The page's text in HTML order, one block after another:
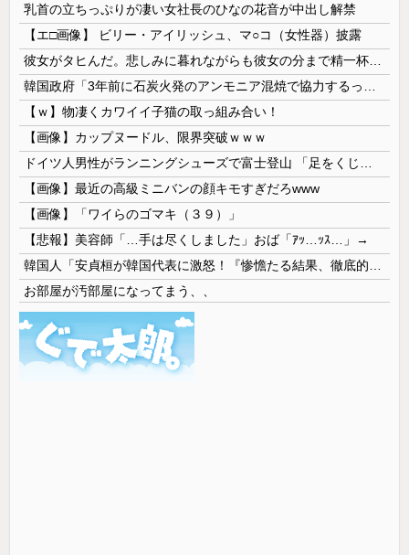
乳首の立ちっぷりが凄い女社長のひなの花音が中出し解禁
【エ□画像】 ビリー・アイリッシュ、マ○コ（女性器）披露
【ｗ】物凄くカワイイ子猫の取っ組み合い！
【画像】カップヌードル、限界突破ｗｗｗ
【画像】最近の高級ミニバンの顔キモすぎだろwww
【画像】「ワイらのゴマキ（３９）」
【悲報】美容師「…手は尽くしました」おば「ｱｯ…ｯｽ…」→
お部屋が汚部屋になってまう、、